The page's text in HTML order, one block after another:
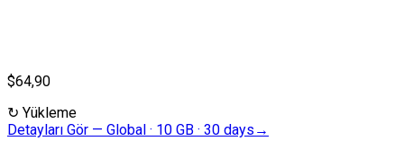
$64,90
↻ Yükleme
Detayları Gör — Global · 10 GB · 30 days →